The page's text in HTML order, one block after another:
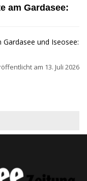
am Gardasee:
und Iseosee:
am 13. Juli 2026